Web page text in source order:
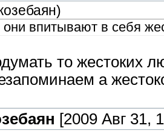
)
впитывают в себя
то жестоких
а
[2009 Авг 31,